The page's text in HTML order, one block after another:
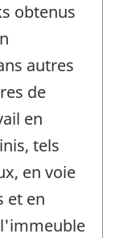
obtenus
autres
de
en
tels
en voie
et en